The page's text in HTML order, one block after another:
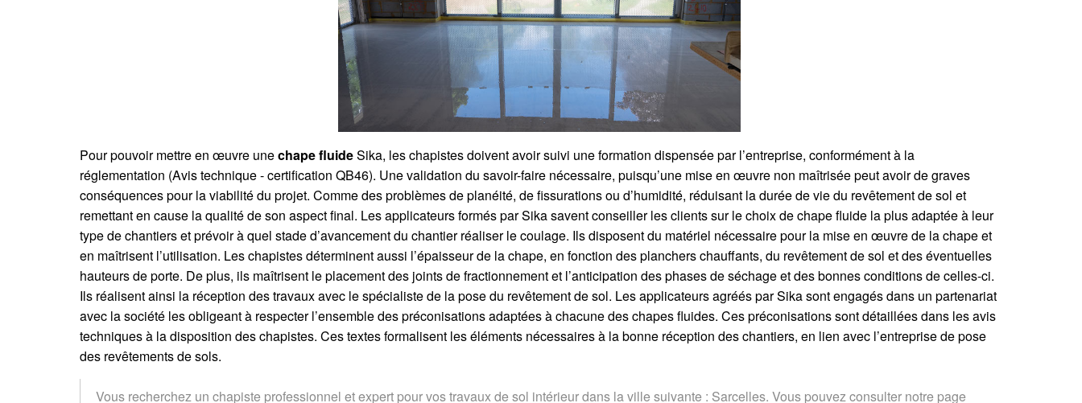
Pour pouvoir mettre en œuvre unechape fluideSika, les chapistes doivent avoir suivi une formation dispensée par l’entreprise, conformément à la
réglementation (Avis technique - certification QB46). Une validation du savoir-faire nécessaire, puisqu’une mise en œuvre non maîtrisée peut avoir de graves
conséquences pour la viabilité du projet. Comme des problèmes de planéité, de fissurations ou d’humidité, réduisant la durée de vie du revêtement de sol et
remettant en cause la qualité de son aspect final. Les applicateurs formés par Sika savent conseiller les clients sur le choix de chape fluide la plus adaptée à leur
type de chantiers et prévoir à quel stade d’avancement du chantier réaliser le coulage. Ils disposent du matériel nécessaire pour la mise en œuvre de la chape et
en maîtrisent l’utilisation. Les chapistes déterminent aussi l’épaisseur de la chape, en fonction des planchers chauffants, du revêtement de sol et des éventuelles
hauteurs de porte. De plus, ils maîtrisent le placement des joints de fractionnement et l’anticipation des phases de séchage et des bonnes conditions de celles-ci.
Ils réalisent ainsi la réception des travaux avec le spécialiste de la pose du revêtement de sol. Les applicateurs agréés par Sika sont engagés dans un partenariat
avec la société les obligeant à respecter l’ensemble des préconisations adaptées à chacune des chapes fluides. Ces préconisations sont détaillées dans les avis
techniques à la disposition des chapistes. Ces textes formalisent les éléments nécessaires à la bonne réception des chantiers, en lien avec l’entreprise de pose
des revêtements de sols.
Vous recherchez un chapiste professionnel et expert pour vos travaux de sol intérieur dans la ville suivante : Sarcelles. Vous pouvez consulter notre page